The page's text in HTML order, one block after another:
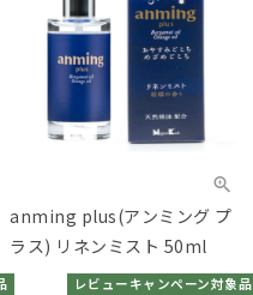
anming plus(アンミング プ
ラス) リネンミスト 50ml
レビューキャンペーン対象品